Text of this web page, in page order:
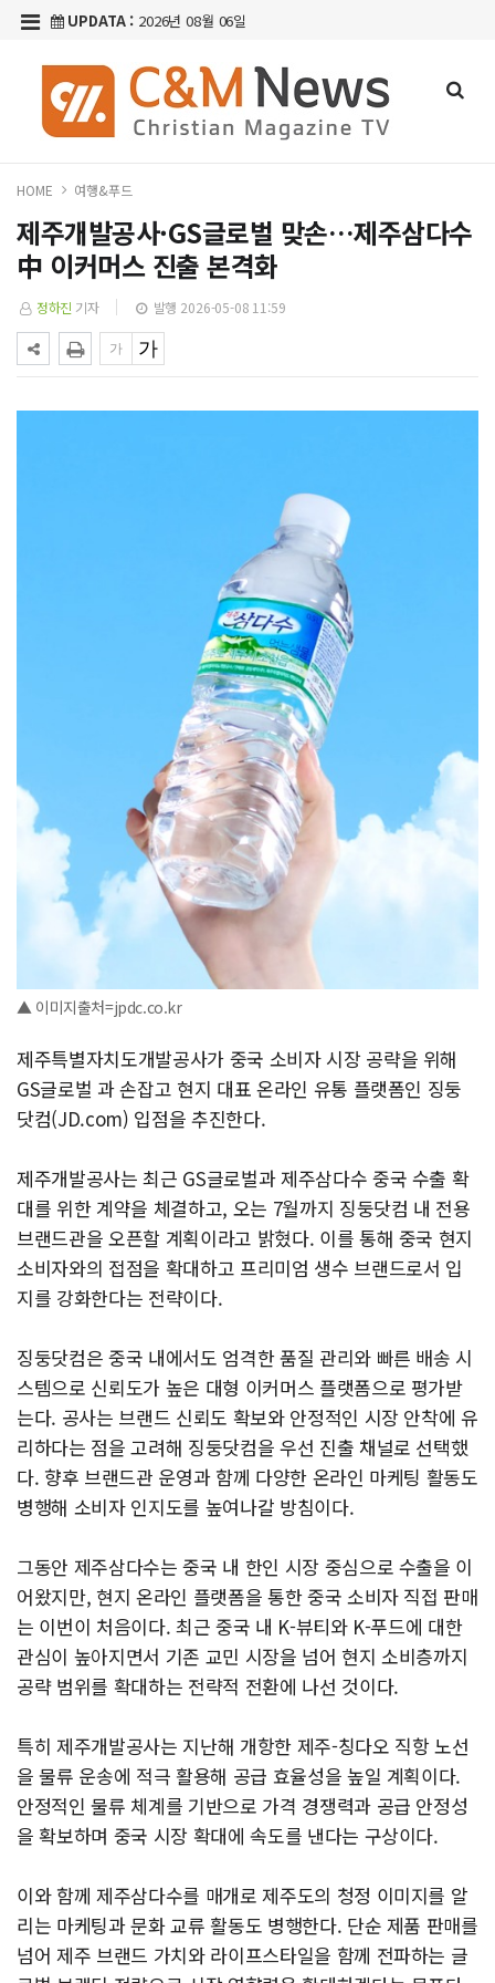
UPDATA : 2026년 08월 06일
HOME 여행&푸드
제주개발공사·GS글로벌 맞손…제주삼다수
中 이커머스 진출 본격화
정하진 기자 발행 2026-05-08 11:59
▲ 이미지출처=jpdc.co.kr
제주특별자치도개발공사가 중국 소비자 시장 공략을 위해
GS글로벌 과 손잡고 현지 대표 온라인 유통 플랫폼인 징둥
닷컴(JD.com) 입점을 추진한다.
제주개발공사는 최근 GS글로벌과 제주삼다수 중국 수출 확
대를 위한 계약을 체결하고, 오는 7월까지 징둥닷컴 내 전용
브랜드관을 오픈할 계획이라고 밝혔다. 이를 통해 중국 현지
소비자와의 접점을 확대하고 프리미엄 생수 브랜드로서 입
지를 강화한다는 전략이다.
징둥닷컴은 중국 내에서도 엄격한 품질 관리와 빠른 배송 시
스템으로 신뢰도가 높은 대형 이커머스 플랫폼으로 평가받
는다. 공사는 브랜드 신뢰도 확보와 안정적인 시장 안착에 유
리하다는 점을 고려해 징둥닷컴을 우선 진출 채널로 선택했
다. 향후 브랜드관 운영과 함께 다양한 온라인 마케팅 활동도
병행해 소비자 인지도를 높여나갈 방침이다.
그동안 제주삼다수는 중국 내 한인 시장 중심으로 수출을 이
어왔지만, 현지 온라인 플랫폼을 통한 중국 소비자 직접 판매
는 이번이 처음이다. 최근 중국 내 K-뷰티와 K-푸드에 대한
관심이 높아지면서 기존 교민 시장을 넘어 현지 소비층까지
공략 범위를 확대하는 전략적 전환에 나선 것이다.
특히 제주개발공사는 지난해 개항한 제주-칭다오 직항 노선
을 물류 운송에 적극 활용해 공급 효율성을 높일 계획이다.
안정적인 물류 체계를 기반으로 가격 경쟁력과 공급 안정성
을 확보하며 중국 시장 확대에 속도를 낸다는 구상이다.
이와 함께 제주삼다수를 매개로 제주도의 청정 이미지를 알
리는 마케팅과 문화 교류 활동도 병행한다. 단순 제품 판매를
넘어 제주 브랜드 가치와 라이프스타일을 함께 전파하는 글